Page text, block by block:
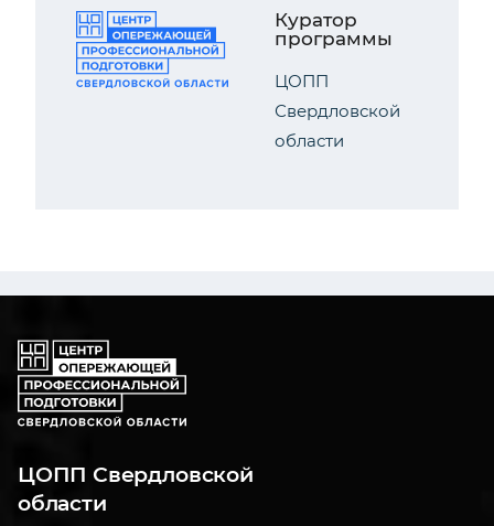
Куратор
программы
ЦОПП
Свердловской
области
ЦОПП Свердловской
области